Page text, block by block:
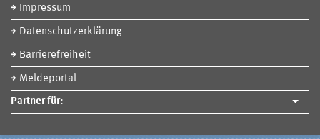
Impressum
Datenschutzerklärung
Barrierefreiheit
Meldeportal
Partner für: